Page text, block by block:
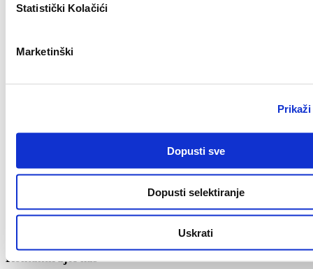
Statistički Kolačići
Marketinški
Dopusti sve
Dopusti selektiranje
Uskrati
polaznici imaju pristup nizu korisnih informacija,
AIM materijali i on-line alati. Program pruža
Treba li vam pomoć s Outplacementom
Kontaktirajte nas